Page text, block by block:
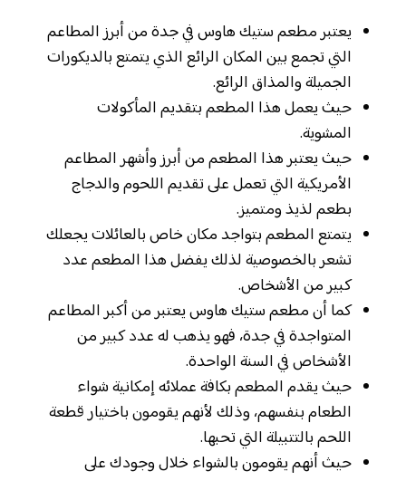
يعتبر مطعم ستيك هاوس في جدة من أبرز المطاعم
التي تجمع بين المكان الرائع الذي يتمتع بالديكورات
الجميلة والمذاق الرائع.
حيث يعمل هذا المطعم بتقديم المأكولات
المشوية.
حيث يعتبر هذا المطعم من أبرز وأشهر المطاعم
الأمريكية التي تعمل على تقديم اللحوم والدجاج
بطعم لذيذ ومتميز.
يتمتع المطعم بتواجد مكان خاص بالعائلات يجعلك
تشعر بالخصوصية لذلك يفضل هذا المطعم عدد
كبير من الأشخاص.
كما أن مطعم ستيك هاوس يعتبر من أكبر المطاعم
المتواجدة في جدة، فهو يذهب له عدد كبير من
الأشخاص في السنة الواحدة.
حيث يقدم المطعم بكافة عملائه إمكانية شواء
الطعام بنفسهم، وذلك لأنهم يقومون باختيار قطعة
اللحم بالتتبيلة التي تحبها.
حيث أنهم يقومون بالشواء خلال وجودك على